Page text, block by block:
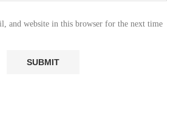
and website in this browser for the next time